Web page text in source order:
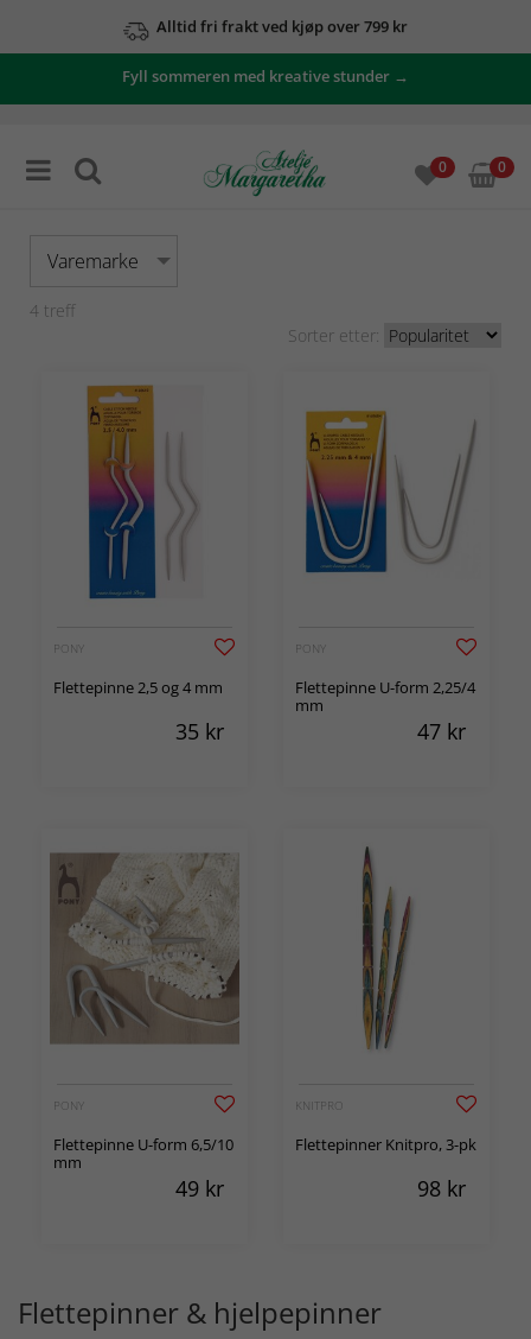
Alltid fri frakt ved kjøp over 799 kr
Fyll sommeren med kreative stunder →
0 0
Varemarke
4 treff
Sorter etter:
PONY
Flettepinne 2,5 og 4 mm
35 kr
PONY
Flettepinne U-form 2,25/4
mm
47 kr
PONY
Flettepinne U-form 6,5/10
mm
49 kr
KNITPRO
Flettepinner Knitpro, 3-pk
98 kr
Flettepinner & hjelpepinner